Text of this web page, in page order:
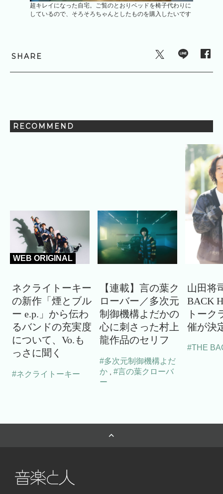
超キレイになった自宅。ご覧のとおりベッドを椅子代わりに
しているので、そろそろちゃんとしたものを購入したいです
SHARE
RECOMMEND
WEB ORIGINAL
ネクライトーキー
の新作「煙とブル
ー e.p.」から伝わ
るバンドの充実度
について、Vo.も
っさに聞く
#ネクライトーキー
【連載】言の葉ク
ローバー／多次元
制御機構よだかの
心に刺さった村上
龍作品のセリフ
#多次元制御機構よだ
か
#言の葉クローバ
ー
山田将
BACK
トーク
催が決
#THE